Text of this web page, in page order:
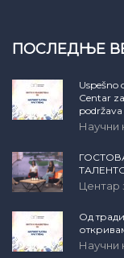
ПОСЛЕДЊЕ
Uspešno
Centar
Научни
Центар
Од
Научни